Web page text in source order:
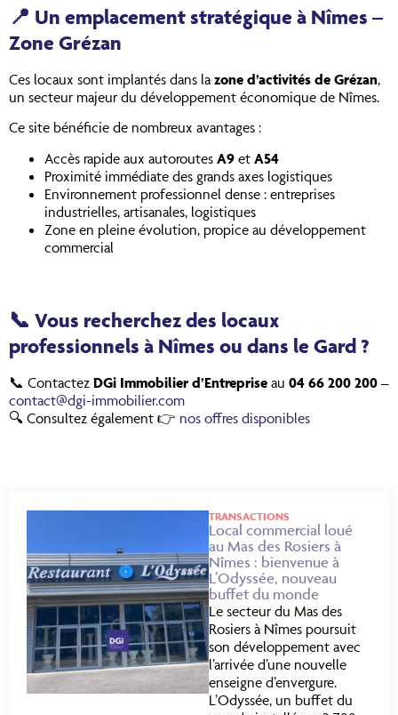
📍 Un emplacement stratégique à Nîmes –
Zone Grézan
Ces locaux sont implantés dans la zone d’activités de Grézan,
un secteur majeur du développement économique de Nîmes.
Ce site bénéficie de nombreux avantages :
Accès rapide aux autoroutes A9 et A54
Proximité immédiate des grands axes logistiques
Environnement professionnel dense : entreprises
industrielles, artisanales, logistiques
Zone en pleine évolution, propice au développement
commercial
📞 Vous recherchez des locaux
professionnels à Nîmes ou dans le Gard ?
📞 Contactez DGi Immobilier d’Entreprise au 04 66 200 200 –
contact@dgi-immobilier.com
🔍 Consultez également 👉 nos offres disponibles
TRANSACTIONS
Local commercial loué
au Mas des Rosiers à
Nîmes : bienvenue à
L’Odyssée, nouveau
buffet du monde
Le secteur du Mas des
Rosiers à Nîmes poursuit
son développement avec
l’arrivée d’une nouvelle
enseigne d’envergure.
L’Odyssée, un buffet du